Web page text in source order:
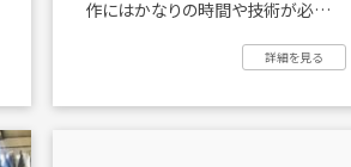
作にはかなりの時間や技術が必要。
今回は特別作品の販売をします。
詳細を見る